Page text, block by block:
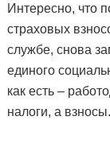
Интересно, что
страховых
службе, снова
единого
как есть –
налоги, а взносы.